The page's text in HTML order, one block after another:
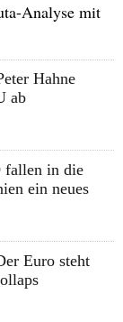
Analyse mit
Hahne
ab
fallen in die
ein neues
Euro steht